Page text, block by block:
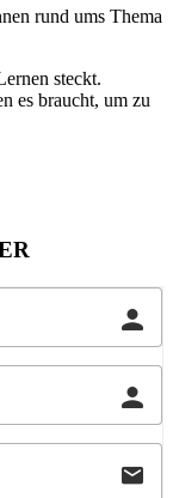
rund ums Thema
steckt.
es braucht, um zu